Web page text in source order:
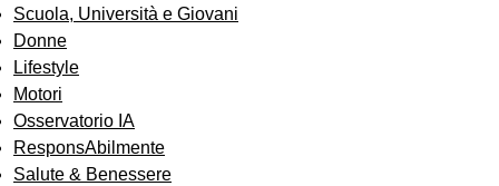
Scuola, Università e Giovani
Donne
Lifestyle
Motori
Osservatorio IA
ResponsAbilmente
Salute & Benessere